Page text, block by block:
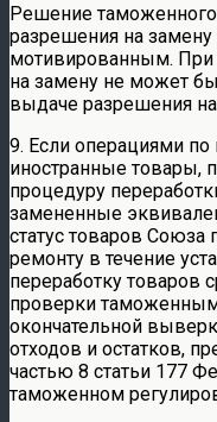
Решение
разрешения на
мотивированным. При
на замену не может
выдаче разрешения
9. Если операциями по
иностранные
процедуру
замененные
статус товаров
ремонту в течение
переработку товаров
проверки таможенным
окончательной
отходов и остатков,
частью 8 статьи 177
таможенном